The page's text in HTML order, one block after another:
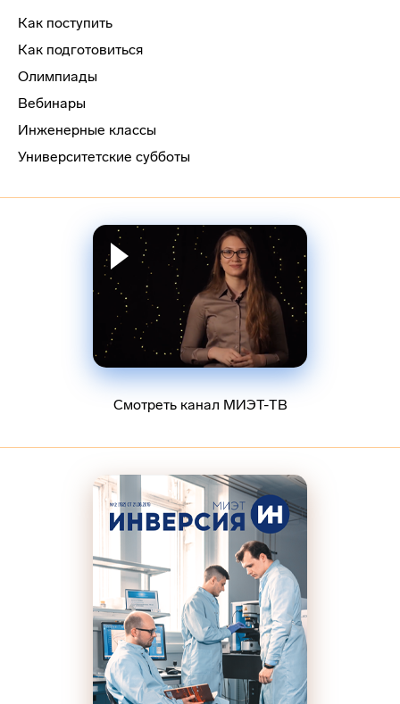
Как поступить
Как подготовиться
Олимпиады
Вебинары
Инженерные классы
Университетские субботы
Смотреть канал МИЭТ-ТВ